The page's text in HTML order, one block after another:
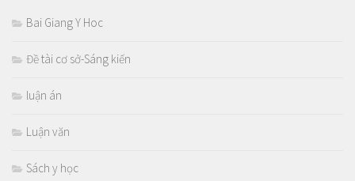
Bai Giang Y Hoc
Đề tài cơ sở-Sáng kiến
luận án
Luận văn
Sách y học